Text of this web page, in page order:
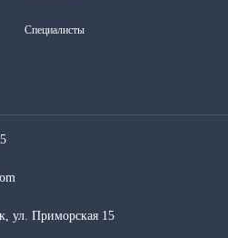
Специалисты
ул. Приморская 15